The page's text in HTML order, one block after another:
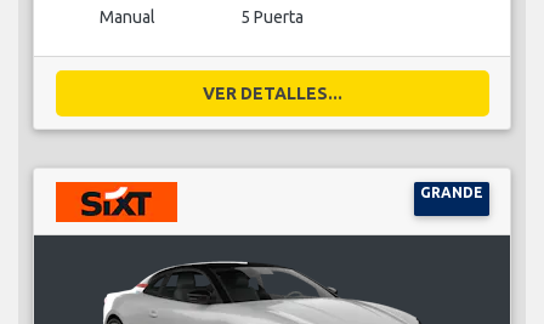
Manual 5 Puerta
VER DETALLES...
GRANDE